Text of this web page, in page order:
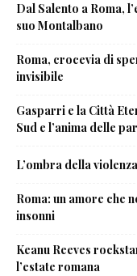
Dal Salento a Roma,
suo Montalbano
Roma, crocevia di
invisibile
Gasparri e la Città
Sud e l’anima delle
L’ombra della
Roma: un amore che
insonni
Keanu Reeves
l’estate romana